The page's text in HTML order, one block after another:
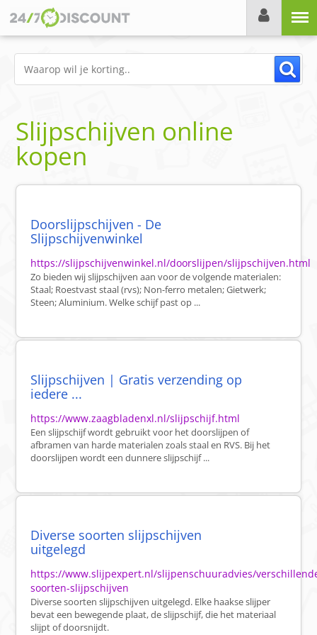
Slijpschijven online
kopen
Doorslijpschijven - De
Slijpschijvenwinkel
https://slijpschijvenwinkel.nl/doorslijpen/slijpschijven.html
Zo bieden wij slijpschijven aan voor de volgende materialen:
Staal; Roestvast staal (rvs); Non-ferro metalen; Gietwerk;
Steen; Aluminium. Welke schijf past op ...
Slijpschijven | Gratis verzending op
iedere ...
https://www.zaagbladenxl.nl/slijpschijf.html
Een slijpschijf wordt gebruikt voor het doorslijpen of
afbramen van harde materialen zoals staal en RVS. Bij het
doorslijpen wordt een dunnere slijpschijf ...
Diverse soorten slijpschijven
uitgelegd
https://www.slijpexpert.nl/slijpenschuuradvies/
soorten-slijpschijven
Diverse soorten slijpschijven uitgelegd. Elke haakse slijper
bevat een bewegende plaat, de slijpschijf, die het materiaal
slijpt of doorsnijdt.